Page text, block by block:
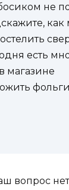
не
как
есть
магазине
вопрос